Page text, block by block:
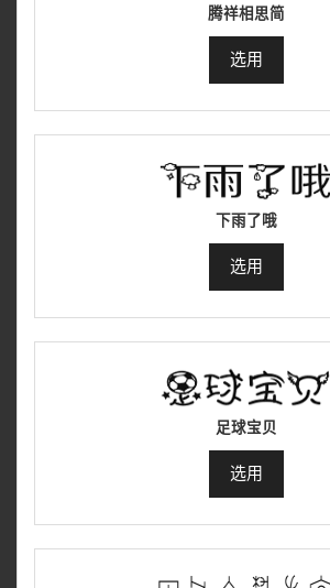
腾祥相思简
选用
下雨了哦
选用
足球宝贝
选用